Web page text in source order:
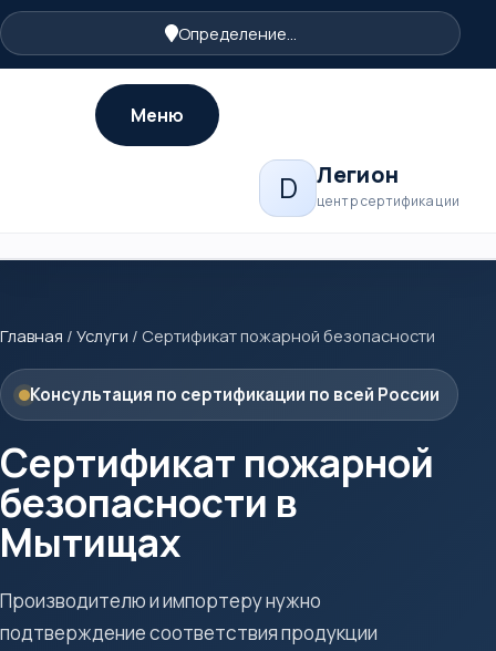
Определение...
D Легион
центр сертификации
Меню
Главная / Услуги / Сертификат пожарной безопасности
Консультация по сертификации по всей России
Сертификат пожарной
безопасности в
Мытищах
Производителю и импортеру нужно
подтверждение соответствия продукции